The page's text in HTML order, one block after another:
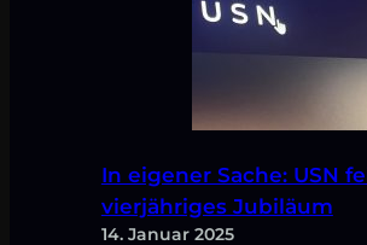
In eigener Sache: USN
vierjähriges Jubiläum
14. Januar 2025